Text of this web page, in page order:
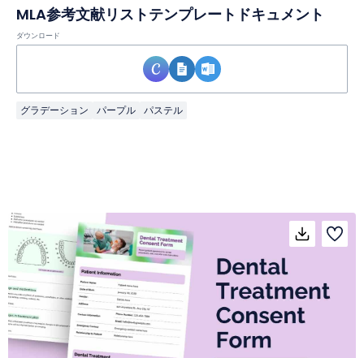
MLA参考文献リストテンプレートドキュメント
ダウンロード
グラデーション パープル パステル